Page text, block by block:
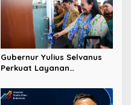
Gubernur Yulius Selvanus
Perkuat Layanan
Unit Hemodialisis dan
Dorong RSUD Bitung Naik